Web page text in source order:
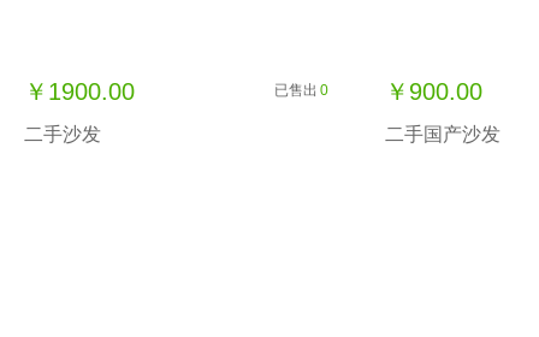
￥1900.00 已售出 0
二手沙发
￥900.00
二手国产沙发